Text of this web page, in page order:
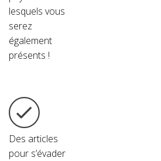
lesquels vous
serez
également
présents !
Des articles
pour s’évader